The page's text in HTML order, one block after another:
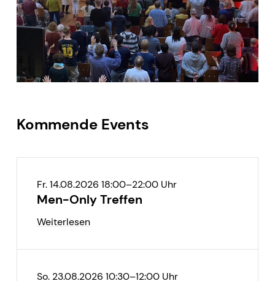
Kommende Events
Fr. 14.08.2026 18:00–22:00 Uhr
Men-Only Treffen
Weiterlesen
So. 23.08.2026 10:30–12:00 Uhr